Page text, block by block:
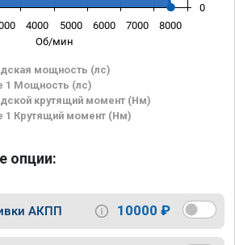
Об/мин
мощность (лс)
1 Мощность (лс)
крутящий момент (Нм)
1 Крутящий момент (Нм)
4000 5000 6000 7000 8000
0
опции:
АКПП 10000 ₽